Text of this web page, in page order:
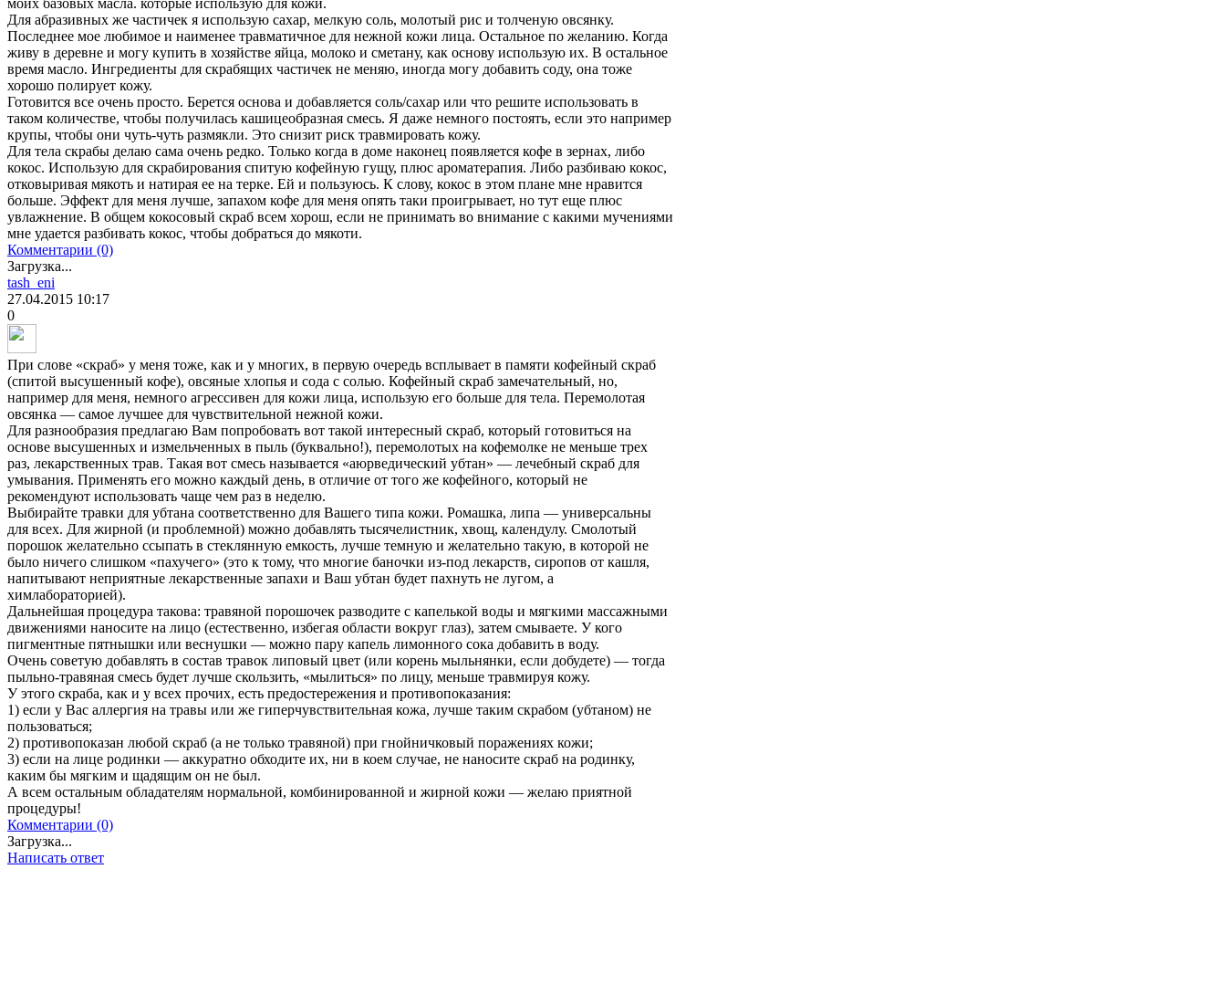
моих базовых масла. которые использую для кожи.
Для абразивных же частичек я использую сахар, мелкую соль, молотый рис и толченую овсянку.
Последнее мое любимое и наименее травматичное для нежной кожи лица. Остальное по желанию. Когда
живу в деревне и могу купить в хозяйстве яйца, молоко и сметану, как основу использую их. В остальное
время масло. Ингредиенты для скрабящих частичек не меняю, иногда могу добавить соду, она тоже
хорошо полирует кожу.
Готовится все очень просто. Берется основа и добавляется соль/сахар или что решите использовать в
таком количестве, чтобы получилась кашицеобразная смесь. Я даже немного постоять, если это например
крупы, чтобы они чуть-чуть размякли. Это снизит риск травмировать кожу.
Для тела скрабы делаю сама очень редко. Только когда в доме наконец появляется кофе в зернах, либо
кокос. Использую для скрабирования спитую кофейную гущу, плюс ароматерапия. Либо разбиваю кокос,
отковыривая мякоть и натирая ее на терке. Ей и пользуюсь. К слову, кокос в этом плане мне нравится
больше. Эффект для меня лучше, запахом кофе для меня опять таки проигрывает, но тут еще плюс
увлажнение. В общем кокосовый скраб всем хорош, если не принимать во внимание с какими мучениями
мне удается разбивать кокос, чтобы добраться до мякоти.
Комментарии (0)
Загрузка...
tash_eni
27.04.2015 10:17
0
При слове «скраб» у меня тоже, как и у многих, в первую очередь всплывает в памяти кофейный скраб
(спитой высушенный кофе), овсяные хлопья и сода с солью. Кофейный скраб замечательный, но,
например для меня, немного агрессивен для кожи лица, использую его больше для тела. Перемолотая
овсянка — самое лучшее для чувствительной нежной кожи.
Для разнообразия предлагаю Вам попробовать вот такой интересный скраб, который готовиться на
основе высушенных и измельченных в пыль (буквально!), перемолотых на кофемолке не меньше трех
раз, лекарственных трав. Такая вот смесь называется «аюрведический убтан» — лечебный скраб для
умывания. Применять его можно каждый день, в отличие от того же кофейного, который не
рекомендуют использовать чаще чем раз в неделю.
Выбирайте травки для убтана соответственно для Вашего типа кожи. Ромашка, липа — универсальны
для всех. Для жирной (и проблемной) можно добавлять тысячелистник, хвощ, календулу. Смолотый
порошок желательно ссыпать в стеклянную емкость, лучше темную и желательно такую, в которой не
было ничего слишком «пахучего» (это к тому, что многие баночки из-под лекарств, сиропов от кашля,
напитывают неприятные лекарственные запахи и Ваш убтан будет пахнуть не лугом, а
химлабораторией).
Дальнейшая процедура такова: травяной порошочек разводите с капелькой воды и мягкими массажными
движениями наносите на лицо (естественно, избегая области вокруг глаз), затем смываете. У кого
пигментные пятнышки или веснушки — можно пару капель лимонного сока добавить в воду.
Очень советую добавлять в состав травок липовый цвет (или корень мыльнянки, если добудете) — тогда
пыльно-травяная смесь будет лучше скользить, «мылиться» по лицу, меньше травмируя кожу.
У этого скраба, как и у всех прочих, есть предостережения и противопоказания:
1) если у Вас аллергия на травы или же гиперчувствительная кожа, лучше таким скрабом (убтаном) не
пользоваться;
2) противопоказан любой скраб (а не только травяной) при гнойничковый поражениях кожи;
3) если на лице родинки — аккуратно обходите их, ни в коем случае, не наносите скраб на родинку,
каким бы мягким и щадящим он не был.
А всем остальным обладателям нормальной, комбинированной и жирной кожи — желаю приятной
процедуры!
Комментарии (0)
Загрузка...
Написать ответ